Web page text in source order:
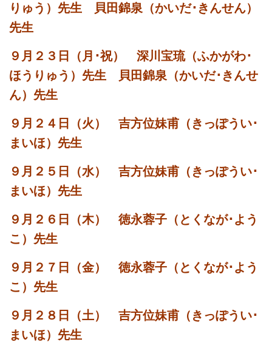
りゅう）先生 貝田錦泉（かいだ･きんせん）
先生
９月２３ 日（月･祝） 深川宝琉（ふかがわ･
ほうりゅう）先生 貝田錦泉（かいだ･きんせ
ん）先生
９ 月２４ 日（火） 吉方位妹甫（きっぽうい･
まいほ）先生
９月２５日（水） 吉方位妹甫（きっぽうい･
まいほ）先生
９月２６日（木） 徳永蓉子（とくなが･よう
こ）先生
９月２７日（金） 徳永蓉子（とくなが･よう
こ）先生
９月２８日（土） 吉方位妹甫（きっぽうい･
まいほ）先生